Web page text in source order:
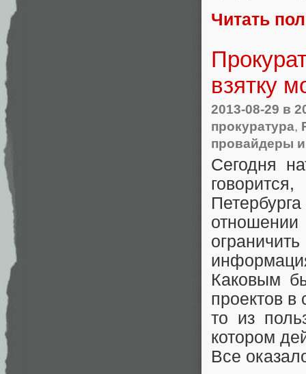
Читать
взятку
2013-08-29 в
прокуратура,
провайдеры
Сегодня
Каковым
проектов в
то из
котором
Все